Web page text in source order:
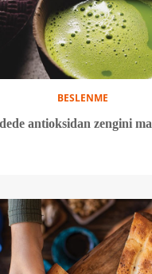
BESLENME
antioksidan zengini